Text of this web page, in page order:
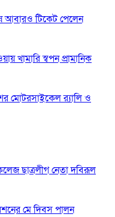
আবারও টিকেট পেলেন
খামারি স্বপন প্রামানিক
মোটরসাইকেল র‍্যালি ও
ছাত্রলীগ নেতা দবিরূল
মে দিবস পালন